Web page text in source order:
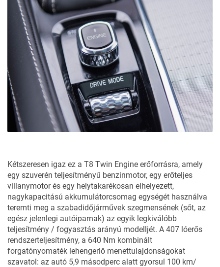
Kétszeresen igaz ez a T8 Twin Engine erőforrásra, amely
egy szuverén teljesítményű benzinmotor, egy erőteljes
villanymotor és egy helytakarékosan elhelyezett,
nagykapacitású akkumulátorcsomag egységét használva
teremti meg a szabadidőjárművek szegmensének (sőt, az
egész jelenlegi autóiparnak) az egyik legkiválóbb
teljesítmény / fogyasztás arányú modelljét. A 407 lóerős
rendszerteljesítmény, a 640 Nm kombinált
forgatónyomaték lehengerlő menettulajdonságokat
szavatol: az autó 5,9 másodperc alatt gyorsul 100 km/